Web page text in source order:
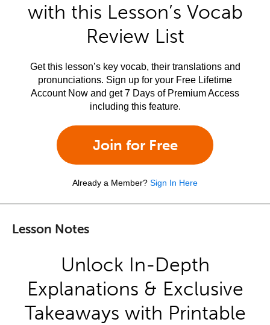
with this Lesson’s Vocab
Review List
Get this lesson’s key vocab, their translations and
pronunciations. Sign up for your Free Lifetime
Account Now and get 7 Days of Premium Access
including this feature.
Join for Free
Already a Member? Sign In Here
Lesson Notes
Unlock In-Depth
Explanations & Exclusive
Takeaways with Printable